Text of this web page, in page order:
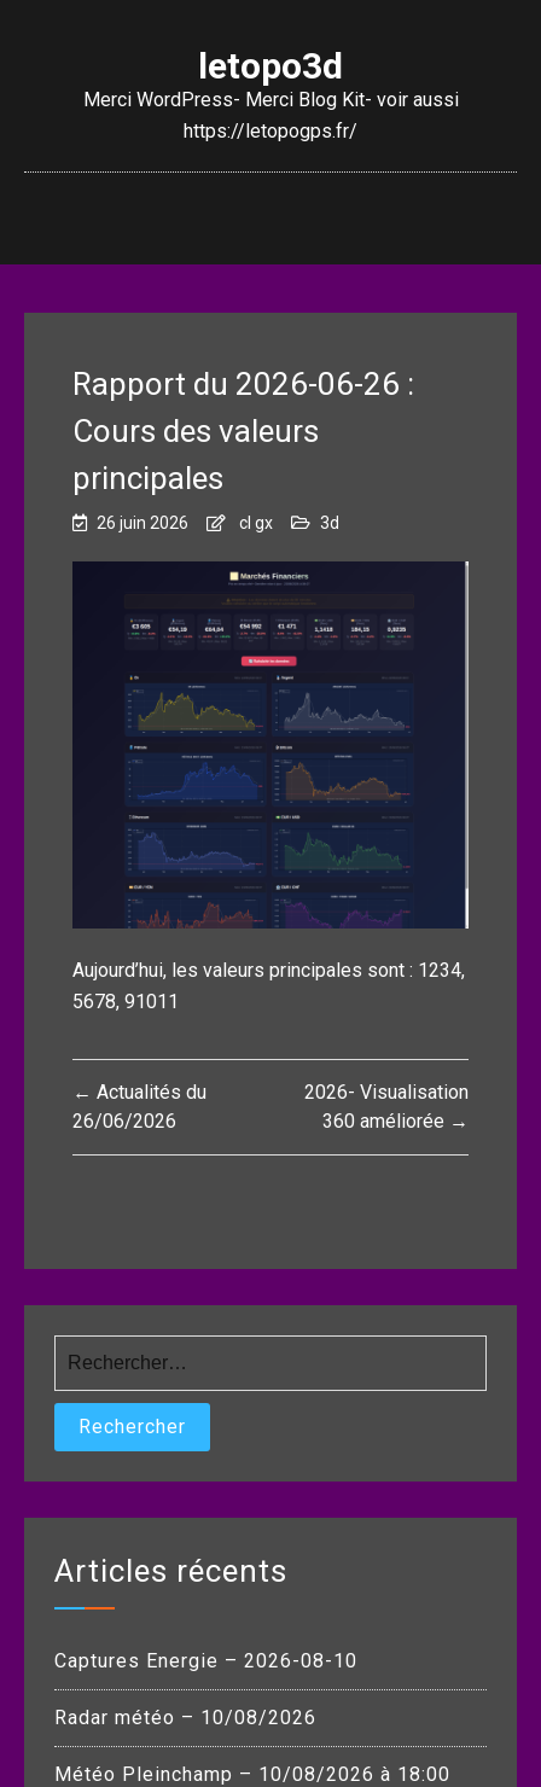
letopo3d
Merci WordPress- Merci Blog Kit- voir aussi
https://letopogps.fr/
Rapport du 2026-06-26 :
Cours des valeurs
principales
26 juin 2026 cl gx 3d
Aujourd’hui, les valeurs principales sont : 1234,
5678, 91011
Navigation
de
← Actualités du
26/06/2026
2026- Visualisation
360 améliorée →
Articles récents
Captures Energie – 2026-08-10
Radar météo – 10/08/2026
Météo Pleinchamp – 10/08/2026 à 18:00